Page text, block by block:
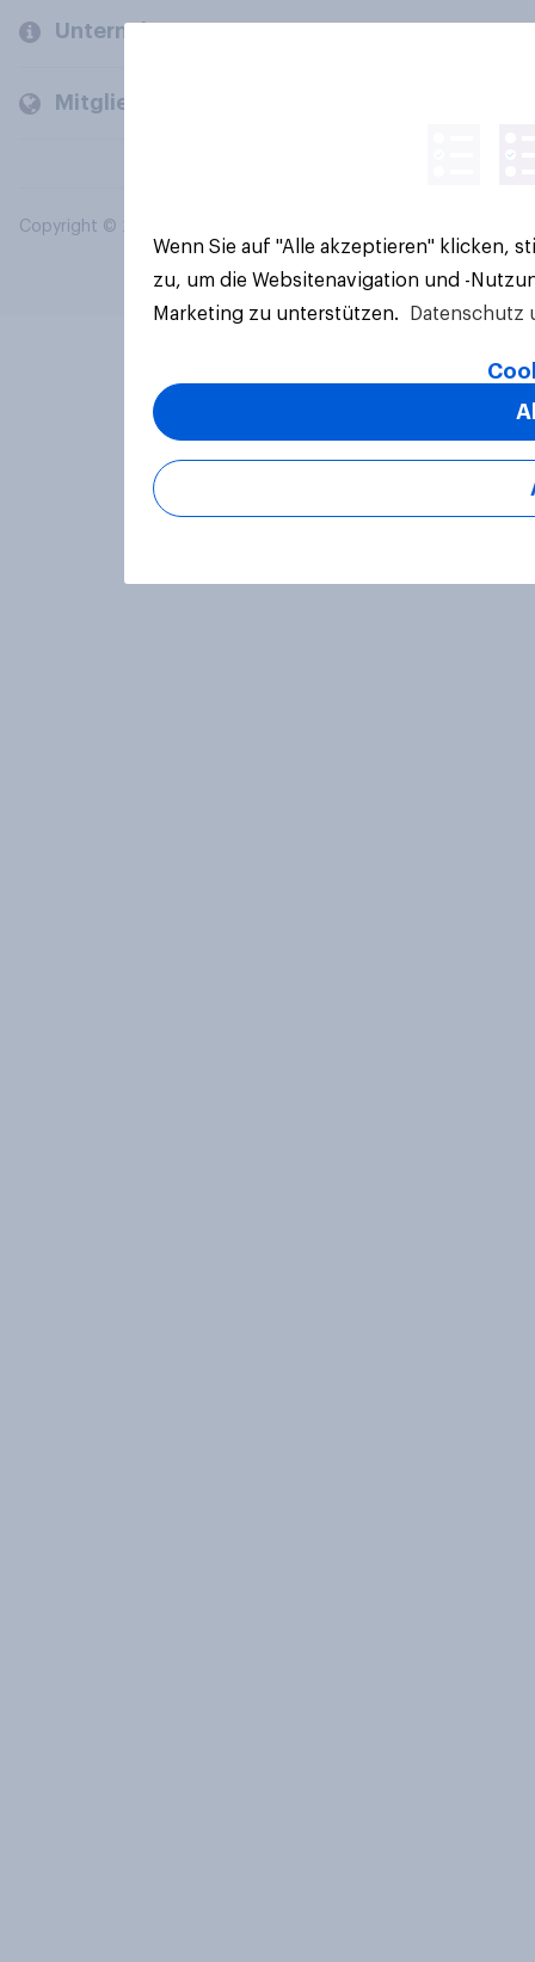
Unternehmen
Mitglieder und Kunden
Copyright © 2026 YouGov PLC. Alle Rechte vorbehalten.
Wenn Sie auf "Alle akzeptieren" klicken,
zu, um die Websitenavigation und -
Marketing zu unterstützen.
Datenschutz